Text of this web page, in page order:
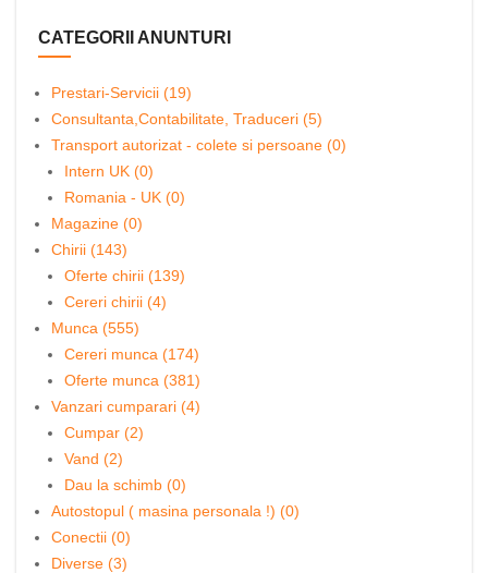
CATEGORII ANUNTURI
Prestari-Servicii (19)
Consultanta,Contabilitate, Traduceri (5)
Transport autorizat - colete si persoane (0)
Intern UK (0)
Romania - UK (0)
Magazine (0)
Chirii (143)
Oferte chirii (139)
Cereri chirii (4)
Munca (555)
Cereri munca (174)
Oferte munca (381)
Vanzari cumparari (4)
Cumpar (2)
Vand (2)
Dau la schimb (0)
Autostopul ( masina personala !) (0)
Conectii (0)
Diverse (3)